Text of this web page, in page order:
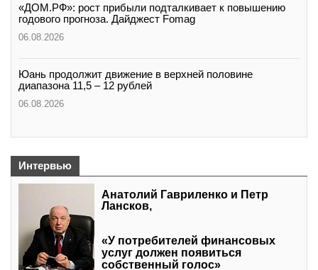
«ДОМ.РФ»: рост прибыли подталкивает к повышению
годового прогноза. Дайджест Fomag
06.08.2026
Юань продолжит движение в верхней половине
диапазона 11,5 – 12 рублей
06.08.2026
Интервью
Анатолий Гавриленко и Петр
Лансков,
«У потребителей финансовых
услуг должен появиться
собственный голос»